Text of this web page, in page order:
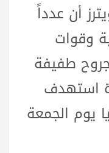
أن عدداً
وقوات
طفيفة
استهدف
يوم الجمعة